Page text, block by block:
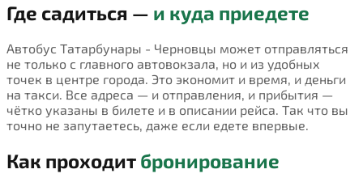
Где садиться — и куда приедете
Автобус Татарбунары - Черновцы может отправляться
не только с главного автовокзала, но и из удобных
точек в центре города. Это экономит и время, и деньги
на такси. Все адреса — и отправления, и прибытия —
чётко указаны в билете и в описании рейса. Так что вы
точно не запутаетесь, даже если едете впервые.
Как проходит бронирование